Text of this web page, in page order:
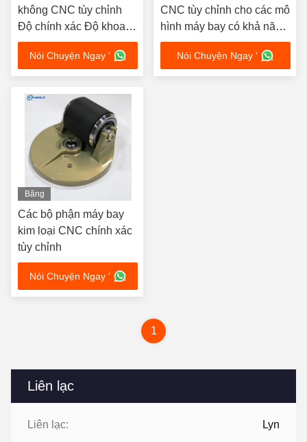
Liên lạc
Liên lạc: Lyn
không CNC tùy chỉnh
Độ chính xác Độ khoan
dung chặt chẽ Anodized
Smooth Finish Alloy
Aluminium
Nói Chuyện Ngay '
CNC tùy chỉnh cho các mô
hình máy bay có khả năng
chống ăn mòn và độ bền
caoNói Chuyện Ngay '
Băng
hình
Các bộ phận máy bay
kim loại CNC chính xác
tùy chỉnh
Nói Chuyện Ngay '
1